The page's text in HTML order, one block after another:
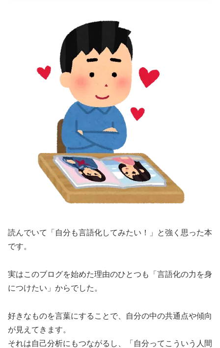
読んでいて「自分も言語化してみたい！」と強く思った本
です。
実はこのブログを始めた理由のひとつも「言語化の力を身
につけたい」からでした。
好きなものを言葉にすることで、自分の中の共通点や傾向
が見えてきます。
それは自己分析にもつながるし、「自分ってこういう人間